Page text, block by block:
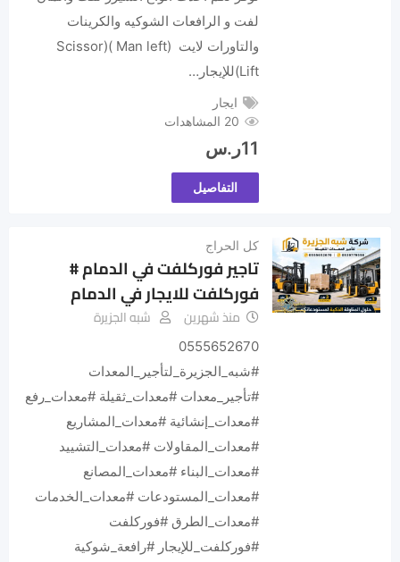
لفت و الرافعات الشوكيه والكرينات
والتاورات لايت (Man left )(Scissor
Lift)للإيجار…
ايجار
20 المشاهدات
11ر.س
التفاصيل
كل الحراج
تاجير فوركلفت في الدمام #
فوركلفت للايجار في الدمام
منذ شهرين شبه الجزيرة
0555652670
#شبه_الجزيرة_لتأجير_المعدات
#تأجير_معدات #معدات_ثقيلة #معدات_رفع
#معدات_إنشائية #معدات_المشاريع
#معدات_المقاولات #معدات_التشييد
#معدات_البناء #معدات_المصانع
#معدات_المستودعات #معدات_الخدمات
#معدات_الطرق #فوركلفت
#فوركلفت_للإيجار #رافعة_شوكية